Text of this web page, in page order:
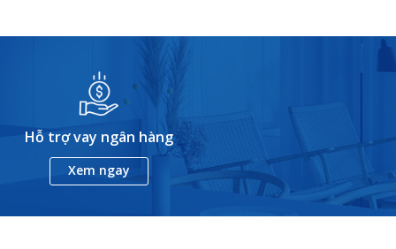
Hỗ trợ vay ngân hàng
Xem ngay